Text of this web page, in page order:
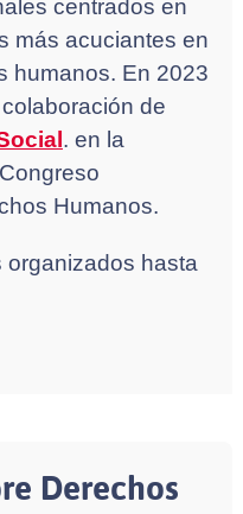
centrados en
más acuciantes en
humanos. En 2023
de
. en la
Humanos.
organizados hasta
Derechos